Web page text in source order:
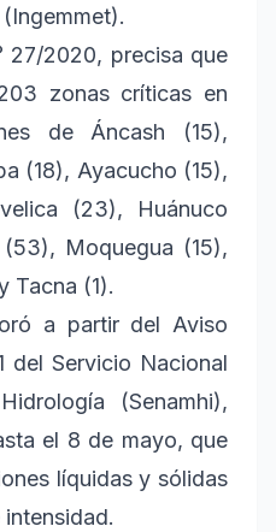
27/2020, precisa que
zonas críticas en
de Áncash (15),
(18), Ayacucho (15),
(23), Huánuco
Moquegua (15),
Tacna (1).
a partir del Aviso
del Servicio Nacional
(Senamhi),
el 8 de mayo, que
líquidas y sólidas